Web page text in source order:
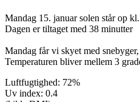
Mandag 15. januar solen står op
Dagen er tiltaget med 38 minutter
Mandag får vi skyet med
Temperaturen bliver mellem 3
Luftfugtighed: 72%
Uv index: 0.4